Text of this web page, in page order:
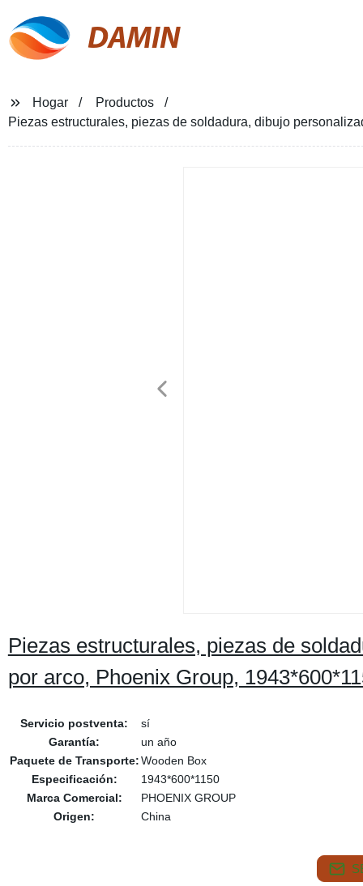
DAMIN
Hogar
Productos
Piezas estructurales, piezas de soldadura, dibujo
Piezas estructurales, piezas de
por arco, Phoenix Group,
Servicio postventa:
sí
Garantía:
un año
Paquete de Transporte:Wooden Box
Especificación:
1943*600*1150
Marca Comercial:
PHOENIX GROUP
Origen:
China